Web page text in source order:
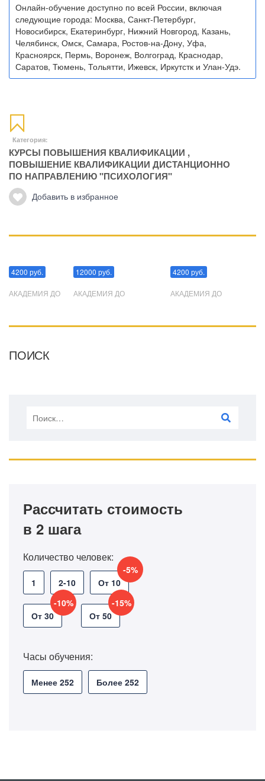
Онлайн-обучение доступно по всей России, включая
следующие города: Москва, Санкт-Петербург,
Новосибирск, Екатеринбург, Нижний Новгород, Казань,
Челябинск, Омск, Самара, Ростов-на-Дону, Уфа,
Красноярск, Пермь, Воронеж, Волгоград, Краснодар,
Саратов, Тюмень, Тольятти, Ижевск, Иркутстк и Улан-Удэ.
Категория:
КУРСЫ ПОВЫШЕНИЯ КВАЛИФИКАЦИИ ,
ПОВЫШЕНИЕ КВАЛИФИКАЦИИ ДИСТАНЦИОННО
ПО НАПРАВЛЕНИЮ "ПСИХОЛОГИЯ"
Добавить в избранное
4200 руб.
АКАДЕМИЯ ДО
12000 руб.
АКАДЕМИЯ ДО
4200 руб.
АКАДЕМИЯ ДО
ПОИСК
Рассчитать стоимость
в 2 шага
Количество человек:
1 2-10 От 10
-5%
От 30
-10%
От 50
-15%
Часы обучения:
Менее 252 Более 252